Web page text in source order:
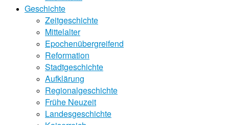
Geschichte
Zeitgeschichte
Mittelalter
Epochenübergreifend
Reformation
Stadtgeschichte
Aufklärung
Regionalgeschichte
Frühe Neuzeit
Landesgeschichte